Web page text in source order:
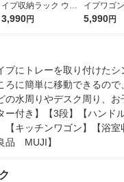
イプ収納ラック ウォ
ームグレー 幅45×奥行
3,990円
イプワゴ
ークグレー
5,990円
プにトレーを取り付けたシ
ろに簡単に移動できるので
の水周りやデスク周り、お
ー付き】【3段】【ハンド
【キッチンワゴン】【浴室
　MUJI】